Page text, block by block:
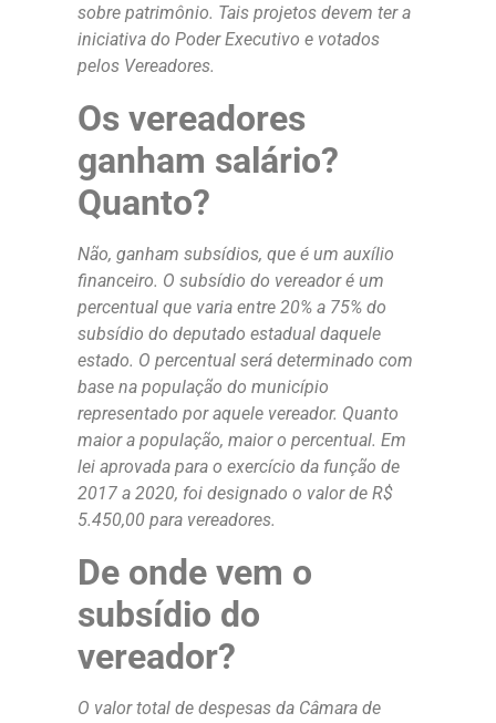
sobre patrimônio. Tais projetos devem ter a
iniciativa do Poder Executivo e votados
pelos Vereadores.
Os vereadores
ganham salário?
Quanto?
Não, ganham subsídios, que é um auxílio
financeiro. O subsídio do vereador é um
percentual que varia entre 20% a 75% do
subsídio do deputado estadual daquele
estado. O percentual será determinado com
base na população do município
representado por aquele vereador. Quanto
maior a população, maior o percentual. Em
lei aprovada para o exercício da função de
2017 a 2020, foi designado o valor de R$
5.450,00 para vereadores.
De onde vem o
subsídio do
vereador?
O valor total de despesas da Câmara de